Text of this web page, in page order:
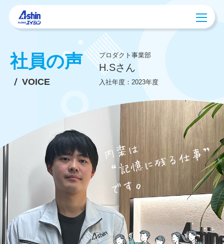
社員の声
VOICE
プロダクト事業部
H.Sさん
入社年度：2023年度